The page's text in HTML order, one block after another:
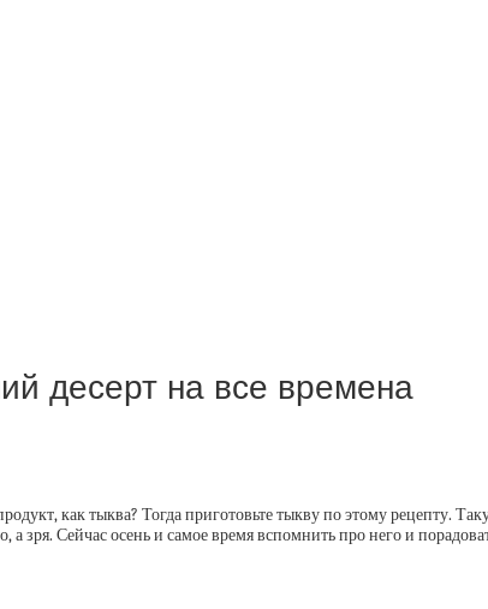
десерт на все времена
как тыква? Тогда приготовьте тыкву по этому рецепту.
а зря. Сейчас осень и самое время вспомнить про него и